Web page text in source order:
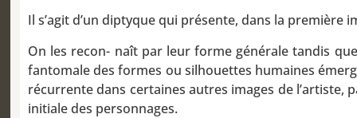
Il s’agit d’un diptyque qui présente, dans la
On les recon- naît par leur forme générale tandis
fantomale des formes ou silhouettes humaines
récurrente dans certaines autres images de l’artiste,
initiale des personnages.